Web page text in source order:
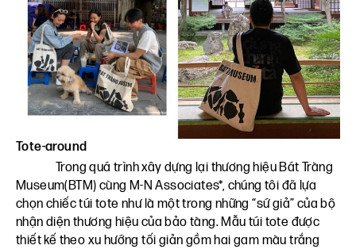
Tote-around
Trong quá trình xây dựng lại thương hiệu Bát Tràng
Museum(BTM) cùng M-N Associates*, chúng tôi đã lựa
chọn chiếc túi tote như là một trong những “sứ giả” của bộ
nhận diện thương hiệu của bảo tàng. Mẫu túi tote được
thiết kế theo xu hướng tối giản gồm hai gam màu trắng